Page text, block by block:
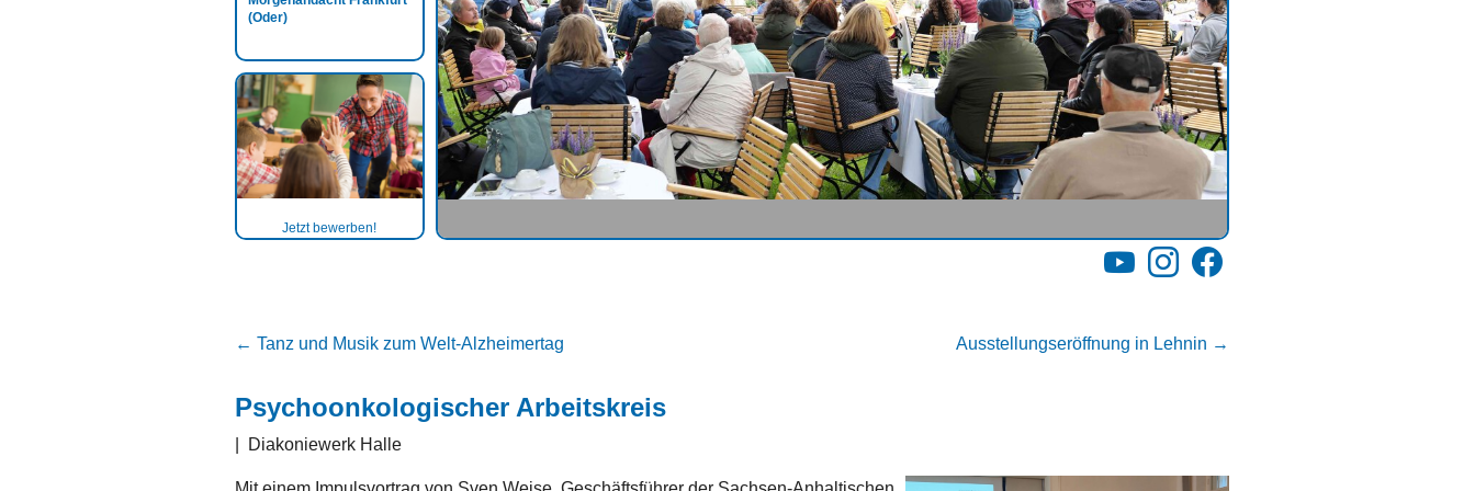
(Oder)
Jetzt bewerben!
YouTubeInstagramFacebook
← Tanz und Musik zum Welt-Alzheimertag Ausstellungseröffnung in Lehnin →
Psychoonkologischer Arbeitskreis
Diakoniewerk Halle